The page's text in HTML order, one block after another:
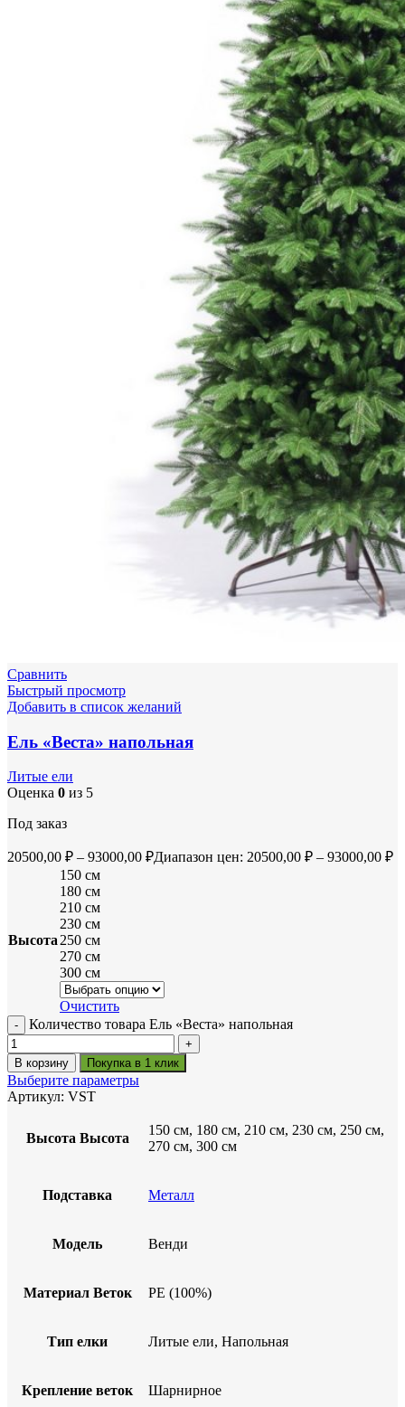
Сравнить
Быстрый просмотр
Добавить в список желаний
Ель «Веста» напольная
Литые ели
Оценка 0 из 5
Под заказ
20500,00 ₽ – 93000,00 ₽Диапазон цен: 20500,00 ₽ – 93000,00 ₽
Высота
150 см
180 см
210 см
230 см
250 см
270 см
300 см
Очистить
Количество товара Ель «Веста» напольная
В корзину Покупка в 1 клик
Выберите параметры
Артикул: VST
Высота Высота
150 см, 180 см, 210 см, 230 см, 250 см,
270 см, 300 см
Подставка Металл
Модель Венди
Материал Веток PE (100%)
Тип елки Литые ели, Напольная
Крепление веток Шарнирное